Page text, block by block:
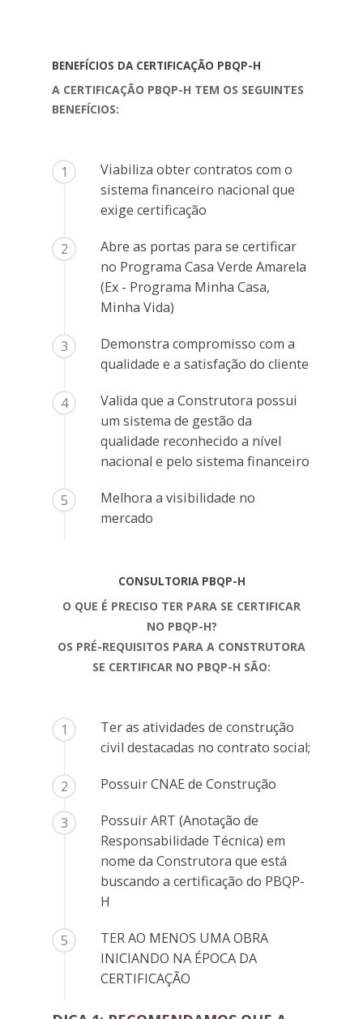
BENEFÍCIOS DA CERTIFICAÇÃO PBQP-H
A CERTIFICAÇÃO PBQP-H TEM OS SEGUINTES
BENEFÍCIOS:
1
Viabiliza obter contratos com o
sistema financeiro nacional que
exige certificação
2
Abre as portas para se certificar
no Programa Casa Verde Amarela
(Ex - Programa Minha Casa,
Minha Vida)
3
Demonstra compromisso com a
qualidade e a satisfação do cliente
4
Valida que a Construtora possui
um sistema de gestão da
qualidade reconhecido a nível
nacional e pelo sistema financeiro
5
Melhora a visibilidade no
mercado
CONSULTORIA PBQP-H
O QUE É PRECISO TER PARA SE CERTIFICAR
NO PBQP-H?
OS PRÉ-REQUISITOS PARA A CONSTRUTORA
SE CERTIFICAR NO PBQP-H SÃO:
1
Ter as atividades de construção
civil destacadas no contrato social;
2 Possuir CNAE de Construção
3
Possuir ART (Anotação de
Responsabilidade Técnica) em
nome da Construtora que está
buscando a certificação do PBQP-
H
4
5
TER AO MENOS UMA OBRA
INICIANDO NA ÉPOCA DA
CERTIFICAÇÃO